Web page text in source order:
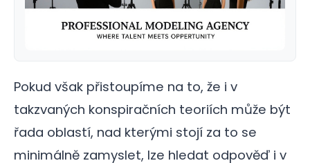
Pokud však přistoupíme na to, že i v
takzvaných konspiračních teoriích může být
řada oblastí, nad kterými stojí za to se
minimálně zamyslet, lze hledat odpověď i v